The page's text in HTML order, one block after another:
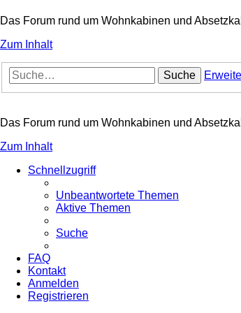
Das Forum rund um Wohnkabinen und
Zum Inhalt
Suche
Das Forum rund um Wohnkabinen und
Zum Inhalt
Schnellzugriff
Unbeantwortete Themen
Aktive Themen
Suche
FAQ
Kontakt
Anmelden
Registrieren